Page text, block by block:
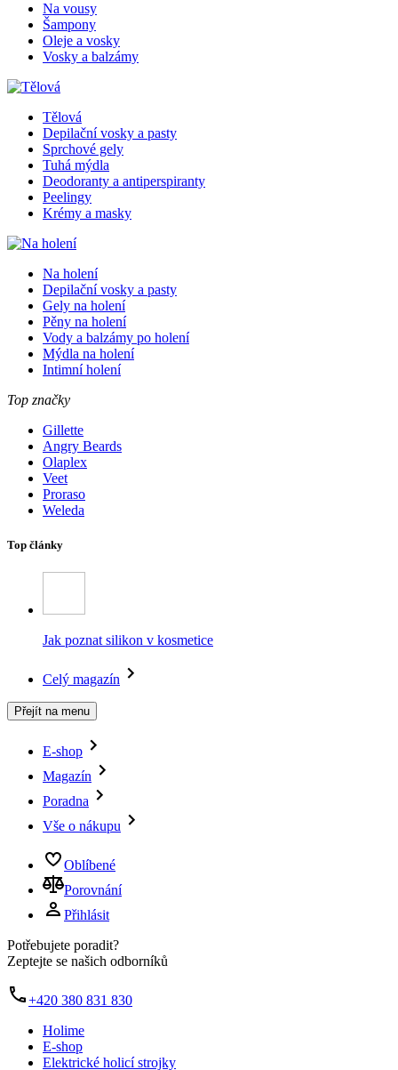
Na vousy
Šampony
Oleje a vosky
Vosky a balzámy
Tělová
Depilační vosky a pasty
Sprchové gely
Tuhá mýdla
Deodoranty a antiperspiranty
Peelingy
Krémy a masky
Na holení
Depilační vosky a pasty
Gely na holení
Pěny na holení
Vody a balzámy po holení
Mýdla na holení
Intimní holení
Top značky
Gillette
Angry Beards
Olaplex
Veet
Proraso
Weleda
Top články
Jak poznat silikon v kosmetice
Celý magazín
Přejít na menu
E-shop
Magazín
Poradna
Vše o nákupu
Oblíbené
Porovnání
Přihlásit
Potřebujete poradit?
Zeptejte se našich odborníků
+420 380 831 830
Holime
E-shop
Elektrické holicí strojky